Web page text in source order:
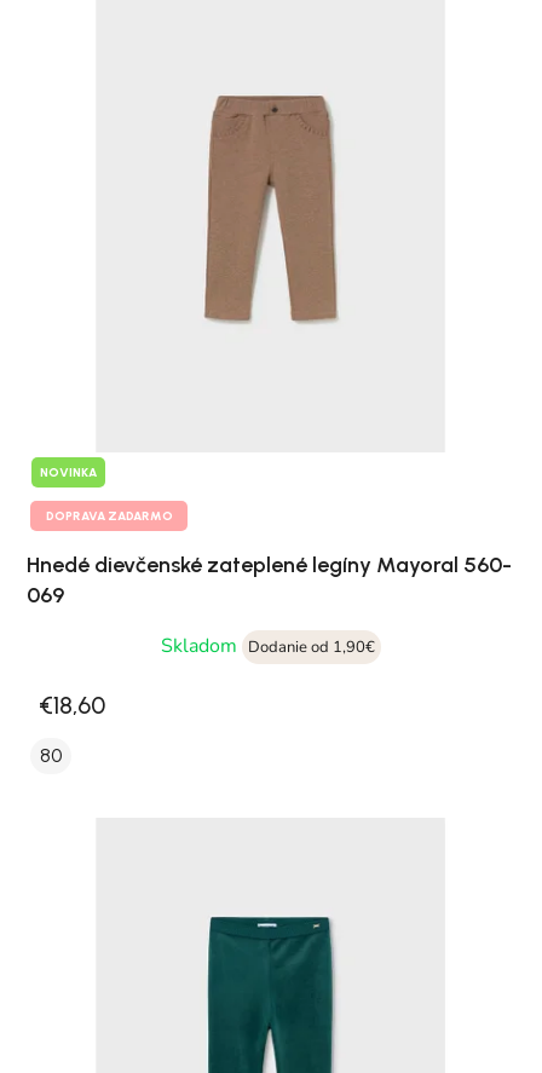
NOVINKA
DOPRAVA ZADARMO
Hnedé dievčenské zateplené legíny Mayoral 560-
069
Skladom
Dodanie od 1,90€
€18,60
80